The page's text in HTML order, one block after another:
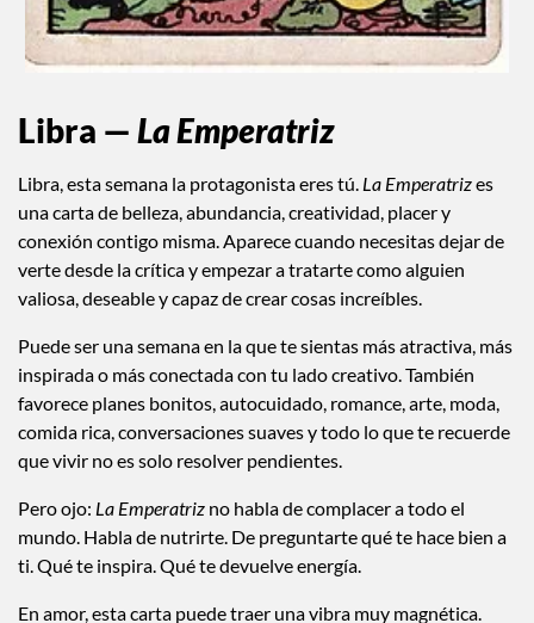
Libra — La Emperatriz
Libra, esta semana la protagonista eres tú. La Emperatrizes
una carta de belleza, abundancia, creatividad, placer y
conexión contigo misma. Aparece cuando necesitas dejar de
verte desde la crítica y empezar a tratarte como alguien
valiosa, deseable y capaz de crear cosas increíbles.
Puede ser una semana en la que te sientas más atractiva, más
inspirada o más conectada con tu lado creativo. También
favorece planes bonitos, autocuidado, romance, arte, moda,
comida rica, conversaciones suaves y todo lo que te recuerde
que vivir no es solo resolver pendientes.
Pero ojo: La Emperatriz no habla de complacer a todo el
mundo. Habla de nutrirte. De preguntarte qué te hace bien a
ti. Qué te inspira. Qué te devuelve energía.
En amor, esta carta puede traer una vibra muy magnética.